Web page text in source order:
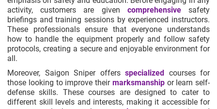
activity, customers are given comprehensivesafety
briefings and training sessions by experienced instructors.
These professionals ensure that everyone understands
how to handle the equipment properly and follow safety
protocols, creating a secure and enjoyable environment for
all.
Moreover, Saigon Sniper offers specialized courses for
those looking to improve their marksmanship or learn self-
defense skills. These courses are designed to cater to
different skill levels and interests, making it accessible for